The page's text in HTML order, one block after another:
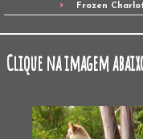
Frozen
Clique na imagem